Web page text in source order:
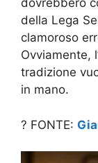
dovrebbero
della Lega
clamoroso
Ovviamente,
tradizione
in mano.
? FONTE: